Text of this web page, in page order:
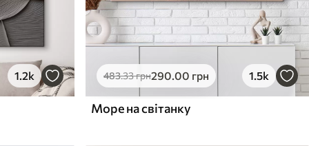
1.2k 483.33грн290.00 грн 1.5k
Море на світанку